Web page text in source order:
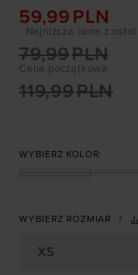
59,99 PLN
Cena początkowa
119,99PLN
79,99PLN
- Najniższa cena z
WYBIERZ KOLOR:
WYBIERZ ROZMIAR
XS